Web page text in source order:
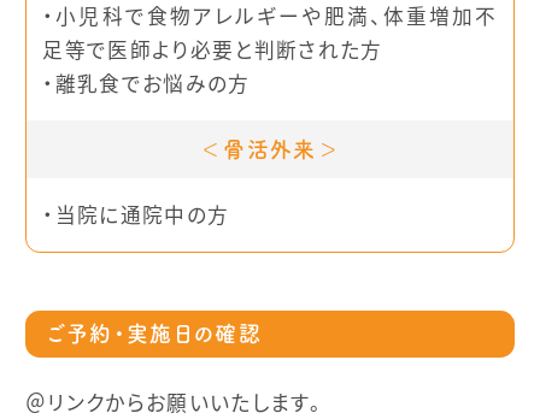
・小児科で食物アレルギーや肥満、体重増加不
足等で医師より必要と判断された方
・離乳食でお悩みの方
＜骨活外来＞
・当院に通院中の方
ご予約・実施日の確認
＠リンクからお願いいたします。